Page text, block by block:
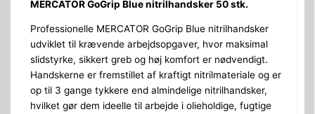
MERCATOR GoGrip Blue nitrilhandsker 50 stk.
Professionelle MERCATOR GoGrip Blue nitrilhandsker
udviklet til krævende arbejdsopgaver, hvor maksimal
slidstyrke, sikkert greb og høj komfort er nødvendigt.
Handskerne er fremstillet af kraftigt nitrilmateriale og er
op til 3 gange tykkere end almindelige nitrilhandsker,
hvilket gør dem ideelle til arbejde i olieholdige, fugtige